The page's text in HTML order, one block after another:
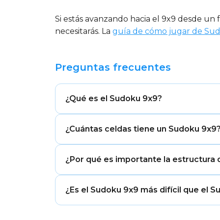
Si estás avanzando hacia el 9x9 desde
necesitarás. La guía de cómo jugar de
Preguntas frecuentes
¿Qué es el Sudoku 9x9?
cuadrícula de 9 filas y 9 columnas
aparezca exactamente una vez en
estándar usado en competiciones de
¿Cuántas celdas tiene un Sudoku 9x9?
previamente 36–42 de esas celdas,
que requiere el análisis lógico más
¿Por qué es importante la estructura
cada caja exactamente en tres celdas.
peces (X-Wing, Swordfish, Jellyfish)
¿Es el Sudoku 9x9 más difícil que el